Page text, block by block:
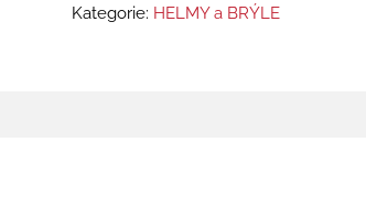
Kategorie: HELMY a BRÝLE